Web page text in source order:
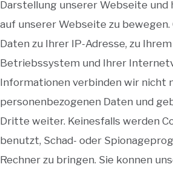
Darstellung unserer Webseite und
auf unserer Webseite zu bewegen.
Daten zu Ihrer IP-Adresse, zu
Betriebssystem und Ihrer
Informationen verbinden wir nicht
personenbezogenen Daten und
Dritte weiter. Keinesfalls werden
benutzt, Schad- oder
Rechner zu bringen. Sie konnen